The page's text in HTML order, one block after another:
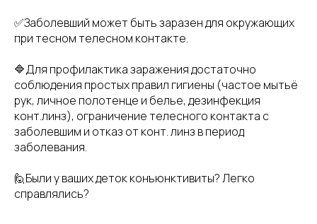
✅Заболевший может быть заразен для окружающих
при тесном телесном контакте.
🔷Для профилактика заражения достаточно
соблюдения простых правил гигиены (частое мытьё
рук, личное полотенце и белье, дезинфекция
конт.линз), ограничение телесного контакта с
заболевшим и отказ от конт. линз в период
заболевания.
🙋Были у ваших деток конъюнктивиты? Легко
справлялись?